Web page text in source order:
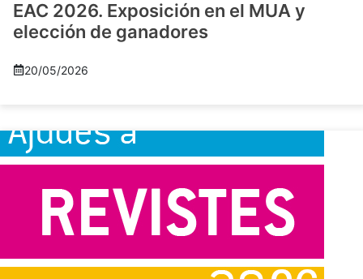
EAC 2026. Exposición en el MUA y
elección de ganadores
20/05/2026